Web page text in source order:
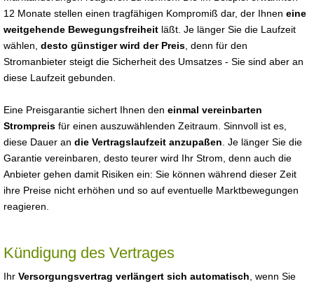
12 Monate stellen einen tragfähigen Kompromiß dar, der Ihnen eine
weitgehende Bewegungsfreiheit läßt. Je länger Sie die Laufzeit
wählen, desto günstiger wird der Preis , denn für den
Stromanbieter steigt die Sicherheit des Umsatzes - Sie sind aber an
diese Laufzeit gebunden.
Eine Preisgarantie sichert Ihnen den einmal vereinbarten
Strompreis für einen auszuwählenden Zeitraum. Sinnvoll ist es,
diese Dauer an die Vertragslaufzeit anzupaßen . Je länger Sie die
Garantie vereinbaren, desto teurer wird Ihr Strom, denn auch die
Anbieter gehen damit Risiken ein: Sie können während dieser Zeit
ihre Preise nicht erhöhen und so auf eventuelle Marktbewegungen
reagieren.
Kündigung des Vertrages
Ihr Versorgungsvertrag verlängert sich automatisch , wenn Sie